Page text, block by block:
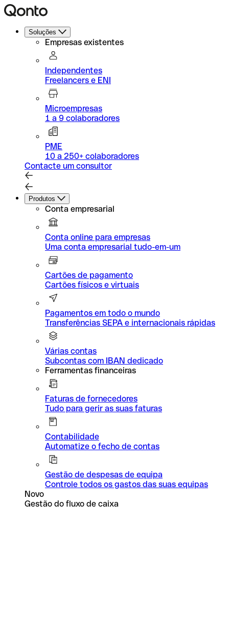
Soluções
Empresas existentes
Independentes
Freelancers e ENI
Microempresas
1 a 9 colaboradores
PME
10 a 250+ colaboradores
Contacte um consultor
Produtos
Conta empresarial
Conta online para empresas
Uma conta empresarial tudo-em-um
Cartões de pagamento
Cartões físicos e virtuais
Pagamentos em todo o mundo
Transferências SEPA e internacionais rápidas
Várias contas
Subcontas com IBAN dedicado
Ferramentas financeiras
Faturas de fornecedores
Tudo para gerir as suas faturas
Contabilidade
Automatize o fecho de contas
Gestão de despesas de equipa
Controle todos os gastos das suas equipas
Novo
Gestão do fluxo de caixa